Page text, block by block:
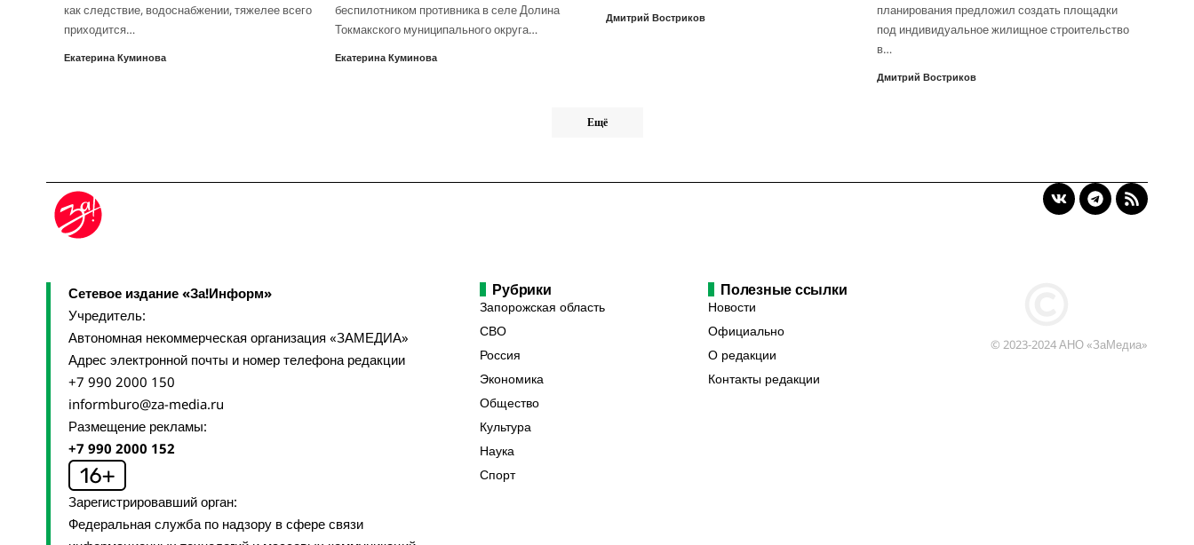
как следствие, водоснабжении, тяжелее всего
приходится…
Екатерина Куминова
беспилотником противника в селе Долина
Токмакского муниципального округа…
Екатерина Куминова
Дмитрий Востриков
планирования предложил создать площадки
под индивидуальное жилищное строительство
в…
Дмитрий Востриков
Ещё
Сетевое издание «За!Информ»
Учредитель:
Автономная некоммерческая организация «ЗАМЕДИА»
Адрес электронной почты и номер телефона редакции
+7 990 2000 150
informburo@za-media.ru
Размещение рекламы:
+7 990 2000 152
Зарегистрировавший орган:
Федеральная служба по надзору в сфере связи
Рубрики
Запорожская область
СВО
Россия
Экономика
Общество
Культура
Наука
Спорт
Полезные ссылки
Новости
Официально
О редакции
Контакты редакции
© 2023-2024 АНО «ЗаМедиа»